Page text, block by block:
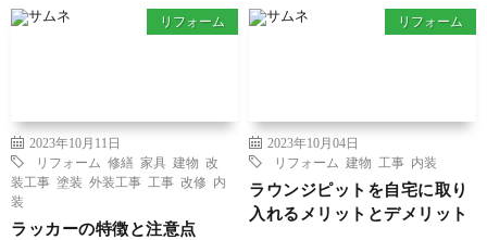
リフォーム
2023年10月11日
リフォーム
修繕 家具 建物 改
装工事 塗装 外装工事 工事 改修
内
装
ラッカーの特徴と注意点
リフォーム
2023年10月04日
リフォーム
建物 工事 内装
ラウンジピットを自宅に取り
入れるメリットとデメリット